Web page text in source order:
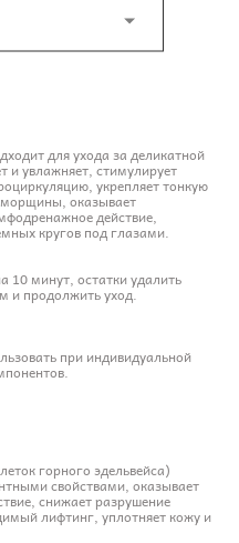
для ухода за деликатной
и увлажняет, стимулирует
укрепляет тонкую
морщины, оказывает
действие,
кругов под глазами.
10 минут, остатки удалить
и продолжить уход.
при индивидуальной
горного эдельвейса)
свойствами, оказывает
снижает разрушение
лифтинг, уплотняет кожу и